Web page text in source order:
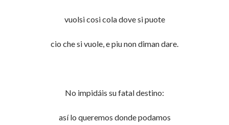
vuolsi cosi cola dove si puote
cio che si vuole, e piu non diman dare.
No impidáis su fatal destino:
así lo queremos donde podamos